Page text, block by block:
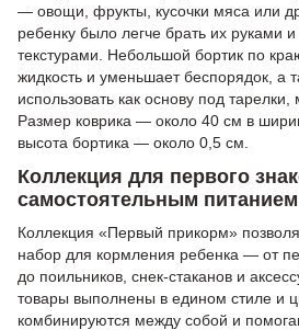
— овощи, фрукты, кусочки мяса или
ребенку было легче брать их руками и
текстурами. Небольшой бортик по
жидкость и уменьшает беспорядок, а
использовать как основу под
Размер коврика — около 40 см в
высота бортика — около 0,5 см.
Коллекция для первого
самостоятельным питанием
Коллекция «Первый прикорм»
набор для кормления ребенка — от
до поильников, снек-стаканов и
товары выполнены в едином стиле и
комбинируются между собой и